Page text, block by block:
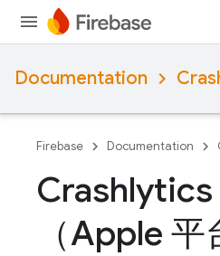
Documentation
Firebase Documentation
Crashlytics
（Apple 平